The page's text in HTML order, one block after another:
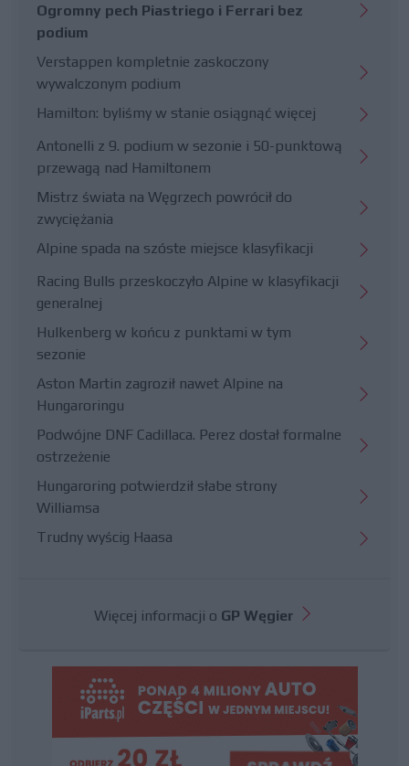
Ogromny pech Piastriego i Ferrari bez
podium
Verstappen kompletnie zaskoczony
wywalczonym podium
Hamilton: byliśmy w stanie osiągnąć więcej
Antonelli z 9. podium w sezonie i 50-punktową
przewagą nad Hamiltonem
Mistrz świata na Węgrzech powrócił do
zwyciężania
Alpine spada na szóste miejsce klasyfikacji
Racing Bulls przeskoczyło Alpine w klasyfikacji
generalnej
Hulkenberg w końcu z punktami w tym
sezonie
Aston Martin zagroził nawet Alpine na
Hungaroringu
Podwójne DNF Cadillaca. Perez dostał formalne
ostrzeżenie
Hungaroring potwierdził słabe strony
Williamsa
Trudny wyścig Haasa
Więcej informacji o GP Węgier